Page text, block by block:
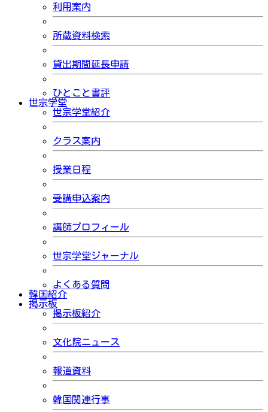
利用案内
所蔵資料検索
貸出期間延長申請
ひとこと書評
世宗学堂
世宗学堂紹介
クラス案内
授業日程
受講申込案内
講師プロフィール
世宗学堂ジャーナル
よくある質問
韓国紹介
掲示板
掲示板紹介
文化院ニュース
報道資料
韓国関連行事